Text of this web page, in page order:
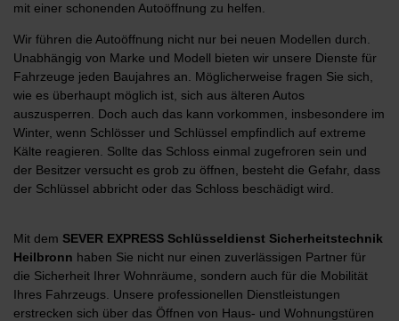
mit einer schonenden Autoöffnung zu helfen.
Wir führen die Autoöffnung nicht nur bei neuen Modellen durch.
Unabhängig von Marke und Modell bieten wir unsere Dienste für
Fahrzeuge jeden Baujahres an. Möglicherweise fragen Sie sich,
wie es überhaupt möglich ist, sich aus älteren Autos
auszusperren. Doch auch das kann vorkommen, insbesondere im
Winter, wenn Schlösser und Schlüssel empfindlich auf extreme
Kälte reagieren. Sollte das Schloss einmal zugefroren sein und
der Besitzer versucht es grob zu öffnen, besteht die Gefahr, dass
der Schlüssel abbricht oder das Schloss beschädigt wird.
Mit dem SEVER EXPRESS Schlüsseldienst Sicherheitstechnik
Heilbronn haben Sie nicht nur einen zuverlässigen Partner für
die Sicherheit Ihrer Wohnräume, sondern auch für die Mobilität
Ihres Fahrzeugs. Unsere professionellen Dienstleistungen
erstrecken sich über das Öffnen von Haus- und Wohnungstüren